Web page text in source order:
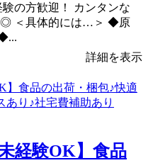
の方歓迎！ カンタンな
◎ ＜具体的には…＞ ◆原
詳細を表示
経験OK】食品